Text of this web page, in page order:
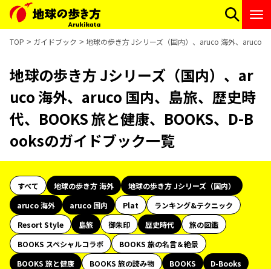
TOP ガイドブック 地球の歩き方 Jシリーズ（国内）、aruco 海外、aruco
地球の歩き方 Jシリーズ（国内）、ar
uco 海外、aruco 国内、島旅、歴史時
代、BOOKS 旅と健康、BOOKS、D-B
ooksのガイドブック一覧
すべて 地球の歩き方 海外
地球の歩き方 Jシリーズ（国内）
aruco 海外
aruco 国内 Plat
ランキング&テクニック
Resort Style
島旅 御朱印 歴史時代
旅の図鑑
BOOKS スペシャルコラボ
BOOKS 旅の名言＆絶景
BOOKS 旅と健康
BOOKS 旅の読み物 BOOKS
D-Books